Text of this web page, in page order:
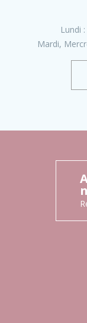
Lundi :
Mardi,